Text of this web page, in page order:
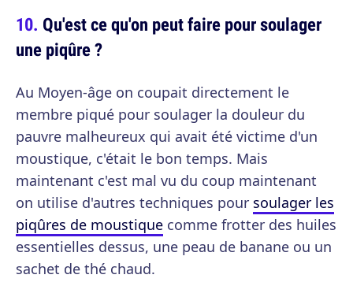
Qu'est ce qu'on peut faire pour soulager
une piqûre ?
Au Moyen-âge on coupait directement le
membre piqué pour soulager la douleur du
pauvre malheureux qui avait été victime d'un
moustique, c'était le bon temps. Mais
maintenant c'est mal vu du coup maintenant
on utilise d'autres techniques pour soulager les
piqûres de moustique comme frotter des huiles
essentielles dessus, une peau de banane ou un
sachet de thé chaud.